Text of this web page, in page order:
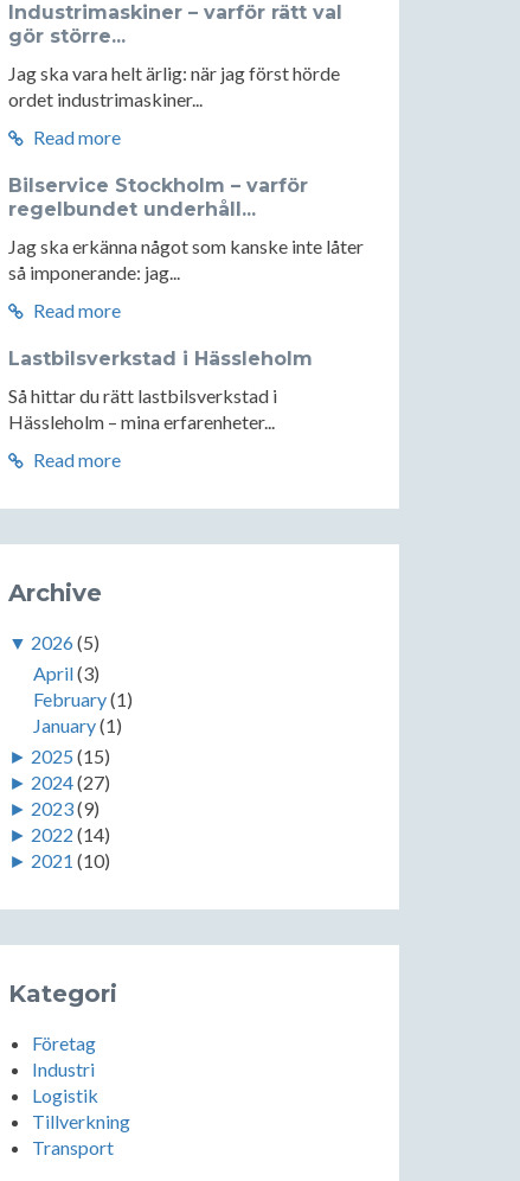
Industrimaskiner – varför rätt val
gör större...
Jag ska vara helt ärlig: när jag först hörde
ordet industrimaskiner...
Read more
Bilservice Stockholm – varför
regelbundet underhåll...
Jag ska erkänna något som kanske inte låter
så imponerande: jag...
Read more
Lastbilsverkstad i Hässleholm
Så hittar du rätt lastbilsverkstad i
Hässleholm – mina erfarenheter...
Read more
Archive
▼ 2026(5)
April(3)
February(1)
January(1)
► 2025 (15)
► 2024(27)
► 2023(9)
► 2022 (14)
► 2021 (10)
Kategori
Företag
Industri
Logistik
Tillverkning
Transport